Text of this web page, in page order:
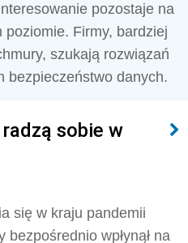
pozostaje na
poziomie. Firmy, bardziej
szukają rozwiązań
bezpieczeństwo danych.
sobie w
się w kraju pandemii
wpłynął na